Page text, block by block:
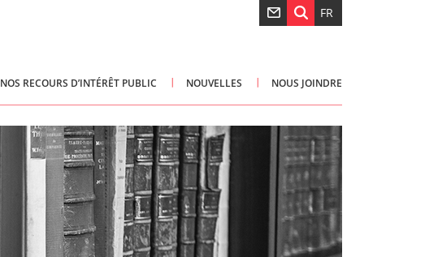
FR
NOS RECOURS D’INTÉRÊT PUBLIC NOUVELLES NOUS JOINDRE